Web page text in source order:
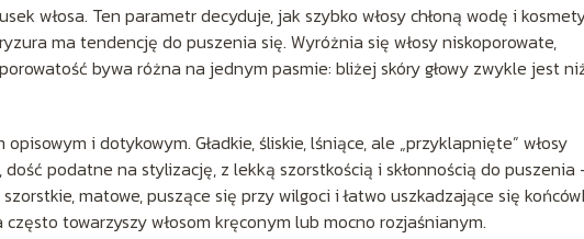
włosa. Ten parametr decyduje, jak szybko włosy chłoną wodę i
ma tendencję do puszenia się. Wyróżnia się włosy niskoporowate,
bywa różna na jednym pasmie: bliżej skóry głowy zwykle jest
i dotykowym. Gładkie, śliskie, lśniące, ale „przyklapnięte” włosy
podatne na stylizację, z lekką szorstkością i skłonnością do puszenia
matowe, puszące się przy wilgoci i łatwo uszkadzające się
towarzyszy włosom kręconym lub mocno rozjaśnianym.